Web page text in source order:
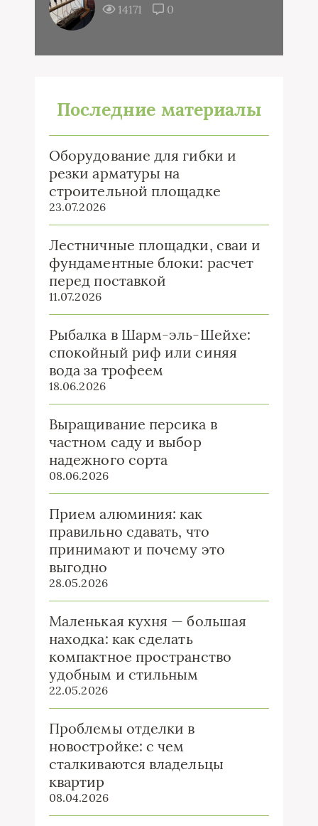
14171 0
Последние материалы
Оборудование для гибки и
резки арматуры на
строительной площадке
23.07.2026
Лестничные площадки, сваи и
фундаментные блоки: расчет
перед поставкой
11.07.2026
Рыбалка в Шарм-эль-Шейхе:
спокойный риф или синяя
вода за трофеем
18.06.2026
Выращивание персика в
частном саду и выбор
надежного сорта
08.06.2026
Прием алюминия: как
правильно сдавать, что
принимают и почему это
выгодно
28.05.2026
Маленькая кухня — большая
находка: как сделать
компактное пространство
удобным и стильным
22.05.2026
Проблемы отделки в
новостройке: с чем
сталкиваются владельцы
квартир
08.04.2026